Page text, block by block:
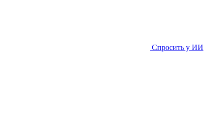
Спросить у ИИ